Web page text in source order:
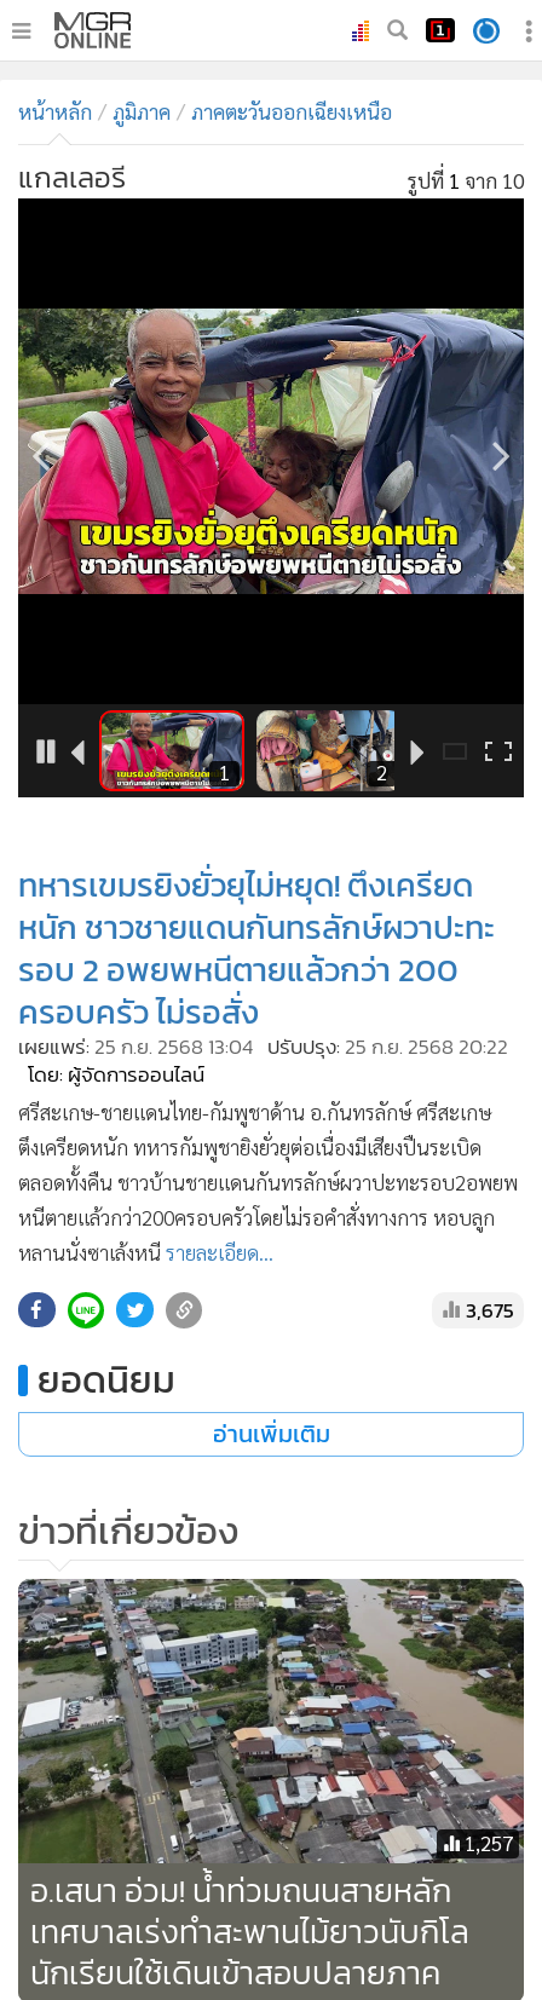
ทันเหตุการณ์
• ภาคใต้
• ภูมิภาค
• ผู้จัดการรายวัน
• คอลัมนิสต์
• ละคร
• CbizReview
Cyber BIZ
• ผู้จัดกวน
• Good health & Well-being
• Green Innovation & SD
การเมือง
ท่องเที่ยว
• กีฬา
• Special Scoop
• เศรษฐกิจ-ธุรกิจ
ชุมชน-คุณภาพชีวิต
• อาชญากรรม
Motoring
• เกม
• วิทยาศาสตร์
• SMEs
• หุ้น
• อินโดจีน
• กองทุนรวม
• Celeb Online
• Factcheck
•
•
ทหารเขมรยิงยั่วยุไม่หยุด! ตึงเครียด
หนัก ชาวชายแดนกันทรลักษ์ผวาปะทะ
รอบ 2 อพยพหนีตายแล้วกว่า 200
ครอบครัว ไม่รอสั่ง
เผยแพร่: 25 ก.ย. 2568 13:04 ปรับปรุง: 25 ก.ย. 2568 20:22
โดย: ผู้จัดการออนไลน์
ศรีสะเกษ-ชายแดนไทย-กัมพูชาด้าน อ.กันทรลักษ์ ศรีสะเกษ
ตึงเครียดหนัก ทหารกัมพูชายิงยั่วยุต่อเนื่องมีเสียงปืนระเบิด
ตลอดทั้งคืน ชาวบ้านชายแดนกันทรลักษ์ผวาปะทะรอบ2อพยพ
หนีตายแล้วกว่า200ครอบครัวโดยไม่รอคำสั่งทางการ หอบลูก
หลานนั่งซาเล้งหนี รายละเอียด...
3,675
ยอดนิยม
อ่านเพิ่มเติม
ข่าวที่เกี่ยวข้อง
1,257
อ.เสนา อ่วม! น้ำท่วมถนนสายหลัก
เทศบาลเร่งทำสะพานไม้ยาวนับกิโล
นักเรียนใช้เดินเข้าสอบปลายภาค
หน้าหลัก ภูมิภาค ภาคตะวันออกเฉียงเหนือ
แกลเลอรี รูปที่ 1 จาก 10
10 1 2